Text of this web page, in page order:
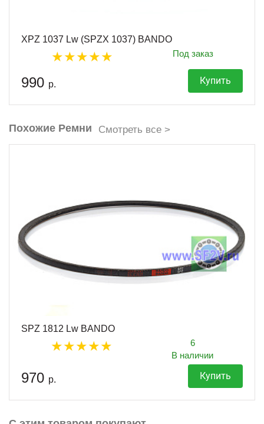
XPZ 1037 Lw (SPZX 1037) BANDO
Под заказ
990 р. Купить
Похожие Ремни Смотреть все >
SPZ 1812 Lw BANDO
6
В наличии
970 р. Купить